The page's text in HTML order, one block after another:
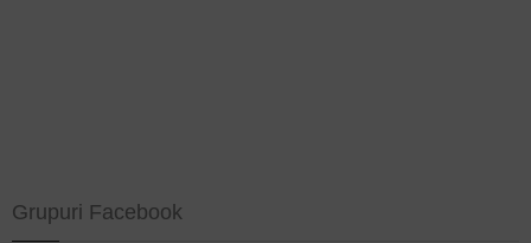
Grupuri Facebook